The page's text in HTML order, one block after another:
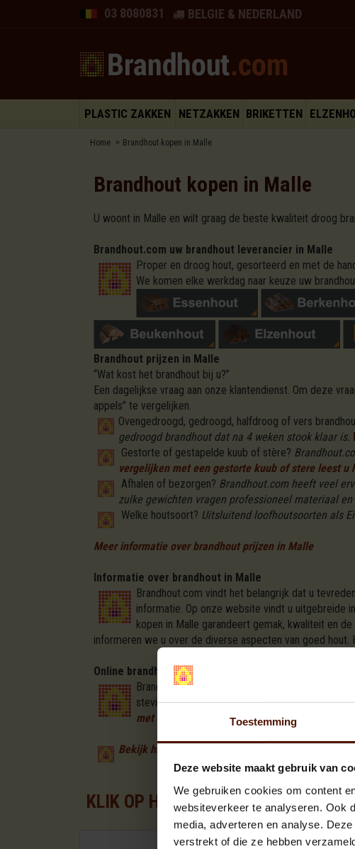
Toestemming
Deze website maakt gebruik van
We gebruiken cookies om content
websiteverkeer te analyseren. Ook
media, adverteren en analyse.
verstrekt of die ze hebben
03 8080831 BELGIE & NEDERLAND
PLASTIC ZAKKEN NETZAKKEN BRIKETTEN
Home Brandhout kopen in Malle
Brandhout kopen in Malle
U woont in Malle en wilt graag de beste kwaliteit droog
Brandhout.com uw brandhout leverancier in Malle
Proper en droog hout, gesorteerd en met de
We komen elke werkdag naar keuze uw
Brandhout prijzen in Malle
“Wat kost het brandhout bij u?”
Een dagelijkse vraag aan onze klantendienst. Om deze
appels” te vergelijken.
Ovengedroogd, gedroogd, halfdroog of vers
gedroogd brandhout dat na 4 weken stook klaar is.
Gestorte of gestapelde kuub of stère?
vergelijken met een gestorte kuub of stere leest u
Afhalen of bezorgen? Brandhout.com heeft veel
zulke gewichten vragen professioneel materiaal
Welke houtsoort? Uitsluitend loofhoutsoorten als
Meer informatie over brandhout prijzen in Malle
Informatie over brandhout in Malle
Brandhout.com vindt het belangrijk dat u
informatie. Op onze website vindt u uitgebreide
kopen in Malle garandeert gemak, kwaliteit en
informeren we u over de diverse aspecten van goed
Online brandhout kopen in Malle
Brandhout.com is de eerste brandhout
stevige paletten is een initiatief van
met de beste prijs en kwaliteit verhouding online
Bekijk hier de brandhout aanbiedingen voor Malle
KLIK OP HET PALLET FORMAAT